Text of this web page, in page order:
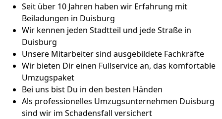
Seit über 10 Jahren haben wir Erfahrung mit
Beiladungen in Duisburg
Wir kennen jeden Stadtteil und jede Straße in
Duisburg
Unsere Mitarbeiter sind ausgebildete Fachkräfte
Wir bieten Dir einen Fullservice an, das komfortable
Umzugspaket
Bei uns bist Du in den besten Händen
Als professionelles Umzugsunternehmen Duisburg
sind wir im Schadensfall versichert